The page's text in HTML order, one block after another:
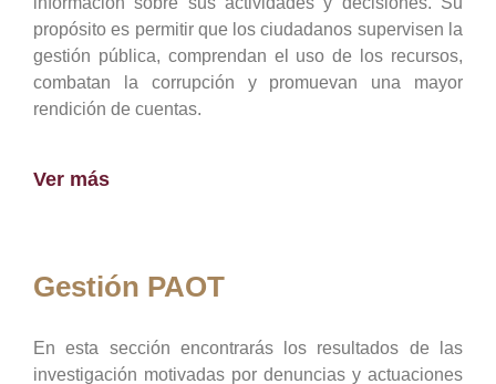
propósito es permitir que los ciudadanos supervisen la
gestión pública, comprendan el uso de los recursos,
combatan la corrupción y promuevan una mayor
rendición de cuentas.
Ver más
Gestión PAOT
En esta sección encontrarás los resultados de las
investigación motivadas por denuncias y actuaciones